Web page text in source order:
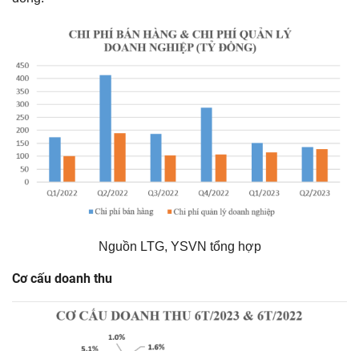
Nguồn LTG, YSVN tổng hợp
Cơ cấu doanh thu